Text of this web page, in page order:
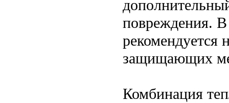
повреждения. В
рекомендуется
защищающих
Комбинация